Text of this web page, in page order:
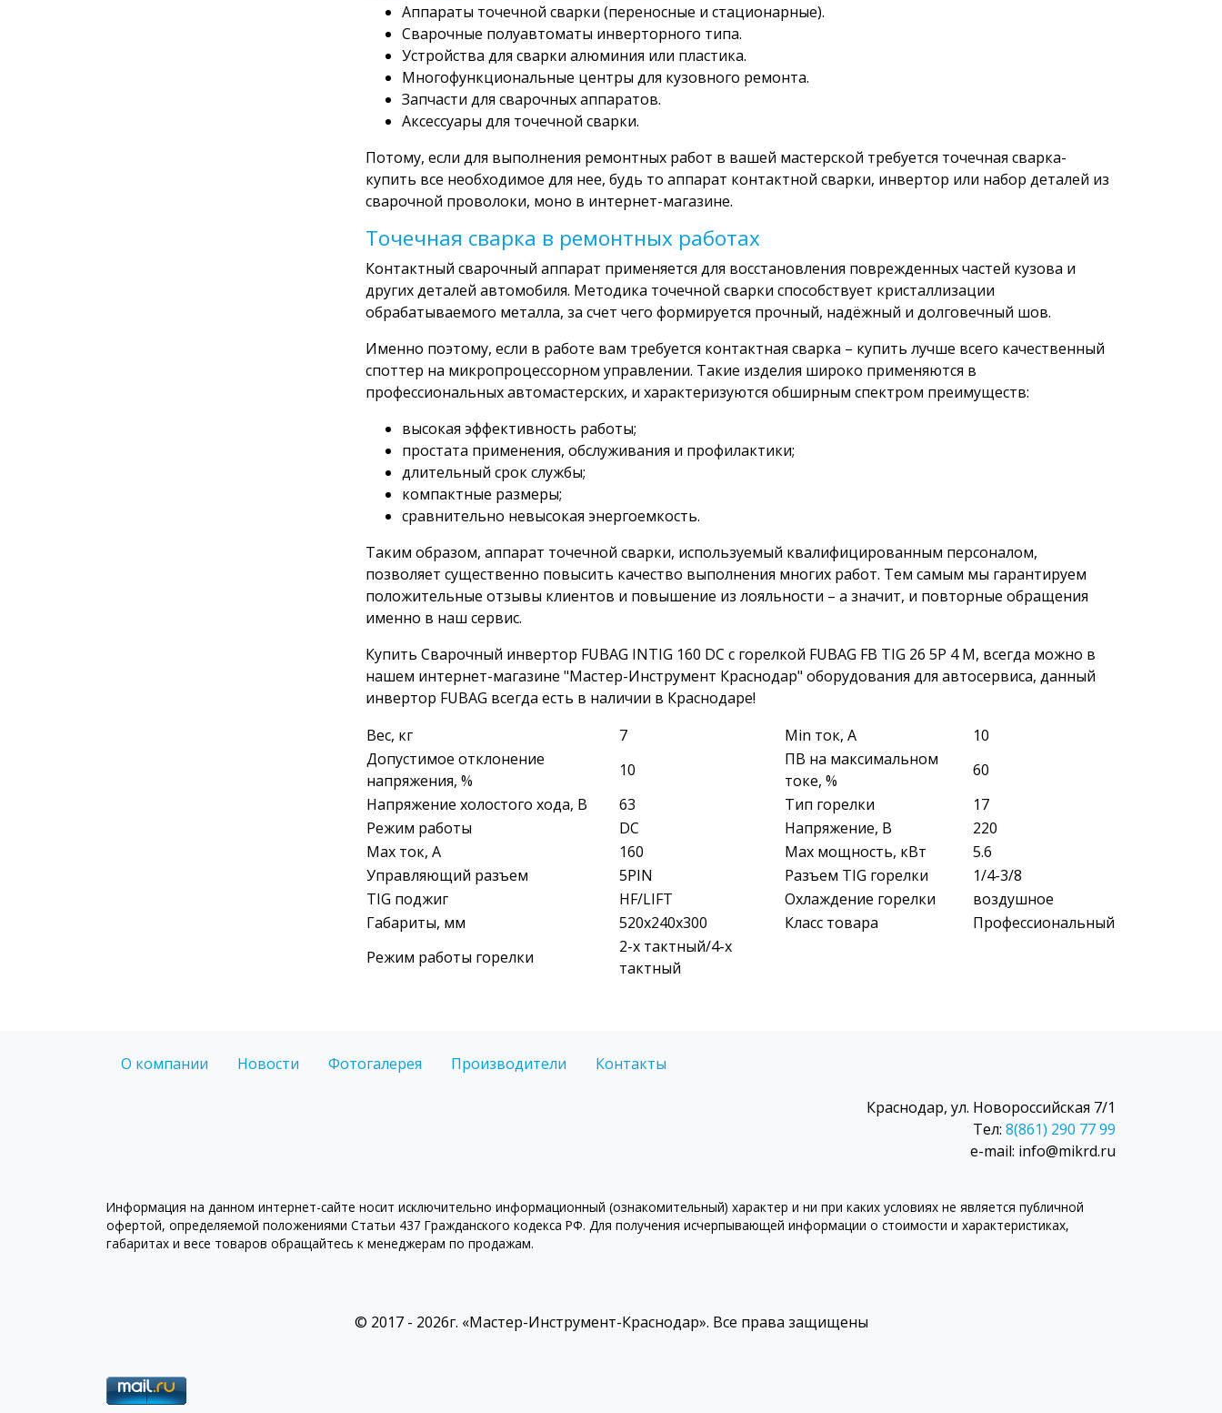
Аппараты точечной сварки (переносные и стационарные).
Сварочные полуавтоматы инверторного типа.
Устройства для сварки алюминия или пластика.
Многофункциональные центры для кузовного ремонта.
Запчасти для сварочных аппаратов.
Аксессуары для точечной сварки.
Потому, если для выполнения ремонтных работ в вашей мастерской требуется точечная сварка-
купить все необходимое для нее, будь то аппарат контактной сварки, инвертор или набор деталей из
сварочной проволоки, моно в интернет-магазине.
Точечная сварка в ремонтных работах
Контактный сварочный аппарат применяется для восстановления поврежденных частей кузова и
других деталей автомобиля. Методика точечной сварки способствует кристаллизации
обрабатываемого металла, за счет чего формируется прочный, надёжный и долговечный шов.
Именно поэтому, если в работе вам требуется контактная сварка – купить лучше всего качественный
споттер на микропроцессорном управлении. Такие изделия широко применяются в
профессиональных автомастерских, и характеризуются обширным спектром преимуществ:
высокая эффективность работы;
простата применения, обслуживания и профилактики;
длительный срок службы;
компактные размеры;
сравнительно невысокая энергоемкость.
Таким образом, аппарат точечной сварки, используемый квалифицированным персоналом,
позволяет существенно повысить качество выполнения многих работ. Тем самым мы гарантируем
положительные отзывы клиентов и повышение из лояльности – а значит, и повторные обращения
именно в наш сервис.
Купить Сварочный инвертор FUBAG INTIG 160 DC с горелкой FUBAG FB TIG 26 5P 4 М, всегда можно в
нашем интернет-магазине "Мастер-Инструмент Краснодар" оборудования для автосервиса, данный
инвертор FUBAG всегда есть в наличии в Краснодаре!
Вес, кг
7 Min ток, А
10
Допустимое отклонение
напряжения, %
10
ПВ на максимальном
токе, %
60
Напряжение холостого хода, В
63 Тип горелки
17
Режим работы
DC Напряжение, В
220
Max ток, А
160 Max мощность, кВт
5.6
Управляющий разъем
5PIN Разъем TIG горелки
1/4-3/8
TIG поджиг
HF/LIFT Охлаждение горелки
воздушное
Габариты, мм
520х240х300 Класс товара
Профессиональный
Режим работы горелки
2-х тактный/4-х
тактный
О компании Новости Фотогалерея Производители Контакты
Краснодар, ул. Новороссийская 7/1
Тел: 8(861) 290 77 99
e-mail: info@mikrd.ru
Информация на данном интернет-сайте носит исключительно информационный (ознакомительный) характер и ни при каких условиях не является публичной
офертой, определяемой положениями Статьи 437 Гражданского кодекса РФ. Для получения исчерпывающей информации о стоимости и характеристиках,
габаритах и весе товаров обращайтесь к менеджерам по продажам.
© 2017 - 2026г. «Мастер-Инструмент-Краснодар». Все права защищены